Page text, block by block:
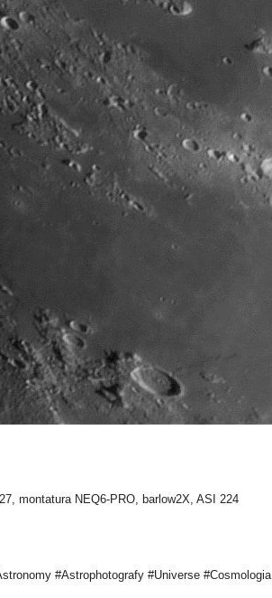
montatura NEQ6-PRO, barlow2X, ASI 224
#Astrophotografy #Universe #Cosmologia